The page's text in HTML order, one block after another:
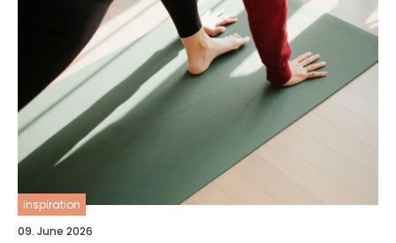
inspiration
09. June 2026